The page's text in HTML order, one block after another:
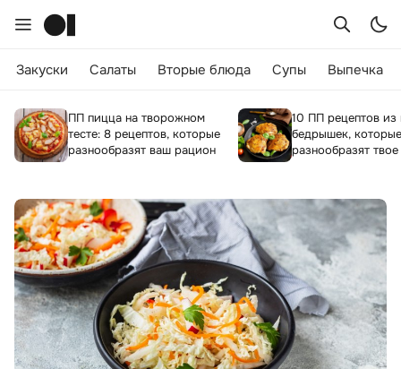
Закуски Салаты Вторые блюда Супы Выпечка
ПП пицца на творожном
тесте: 8 рецептов, которые
разнообразят ваш рацион
10 ПП рецептов из
бедрышек, которые
разнообразят